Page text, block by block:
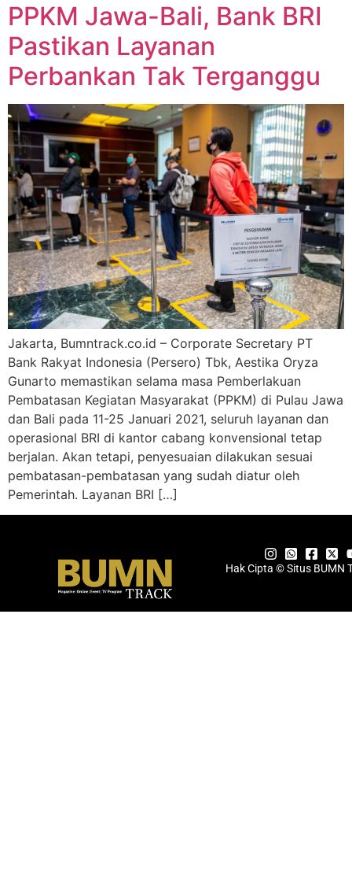
PPKM Jawa-Bali, Bank BRI
Pastikan Layanan
Perbankan Tak Terganggu
Jakarta, Bumntrack.co.id – Corporate Secretary PT
Bank Rakyat Indonesia (Persero) Tbk, Aestika Oryza
Gunarto memastikan selama masa Pemberlakuan
Pembatasan Kegiatan Masyarakat (PPKM) di Pulau Jawa
dan Bali pada 11-25 Januari 2021, seluruh layanan dan
operasional BRI di kantor cabang konvensional tetap
berjalan. Akan tetapi, penyesuaian dilakukan sesuai
pembatasan-pembatasan yang sudah diatur oleh
Pemerintah. Layanan BRI […]
Hak Cipta © Situs BUMN